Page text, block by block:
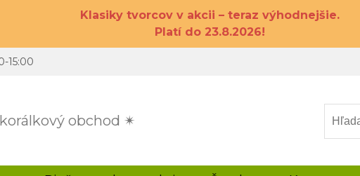
Klasiky tvorcov v akcii – teraz výhodnejšie.
Platí do 23.8.2026!
obchod ✴
15:00